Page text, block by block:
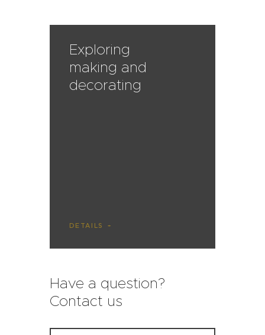
Exploring
making and
decorating
DETAILS
Have a question?
Contact us